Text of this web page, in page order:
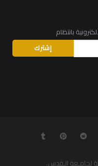
بانتظام
الـقدس.